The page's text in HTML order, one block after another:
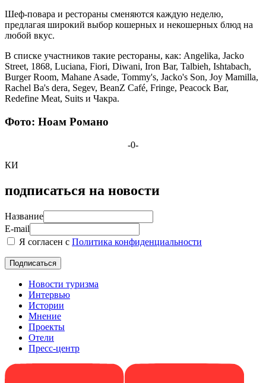
Шеф-повара и рестораны сменяются каждую неделю,
предлагая широкий выбор кошерных и некошерных блюд на
любой вкус.
В списке участников такие рестораны, как: Angelika, Jacko
Street, 1868, Luciana, Fiori, Diwani, Iron Bar, Talbieh, Ishtabach,
Burger Room, Mahane Asade, Tommy's, Jacko's Son, Joy Mamilla,
Rachel Ba's dera, Segev, BeanZ Café, Fringe, Peacock Bar,
Redefine Meat, Suits и Чакра.
Фото: Ноам Романо
-0-
КИ
подписаться на новости
Название
E-mail
Я согласен с Политика конфиденциальности
Новости туризма
Интервью
Истории
Мнение
Проекты
Отели
Пресс-центр